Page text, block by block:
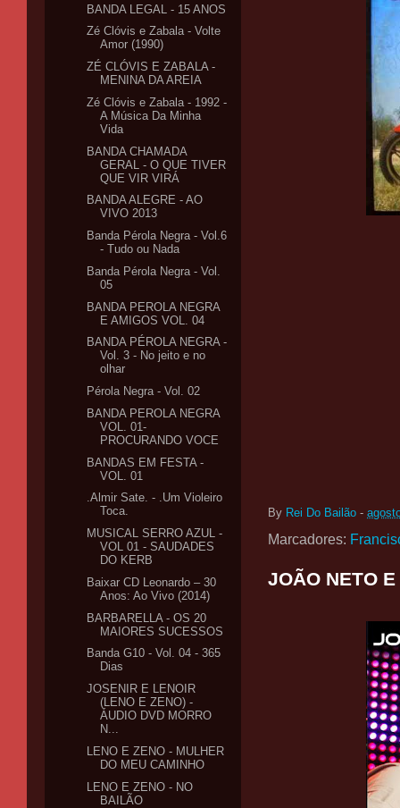
By Rei Do Bailão -
Marcadores:
JOÃO NETO
BANDA LEGAL - 15 ANOS
Zé Clóvis e Zabala - Volte
Amor (1990)
ZÉ CLÓVIS E ZABALA -
MENINA DA AREIA
Zé Clóvis e Zabala - 1992 -
A Música Da Minha
Vida
BANDA CHAMADA
GERAL - O QUE TIVER
QUE VIR VIRÁ
BANDA ALEGRE - AO
VIVO 2013
Banda Pérola Negra - Vol.6
- Tudo ou Nada
Banda Pérola Negra - Vol.
05
BANDA PEROLA NEGRA
E AMIGOS VOL. 04
BANDA PÉROLA NEGRA -
Vol. 3 - No jeito e no
olhar
Pérola Negra - Vol. 02
BANDA PEROLA NEGRA
VOL. 01-
PROCURANDO VOCE
BANDAS EM FESTA -
VOL. 01
.Almir Sate. - .Um Violeiro
Toca.
MUSICAL SERRO AZUL -
VOL 01 - SAUDADES
DO KERB
Baixar CD Leonardo – 30
Anos: Ao Vivo (2014)
BARBARELLA - OS 20
MAIORES SUCESSOS
Banda G10 - Vol. 04 - 365
Dias
JOSENIR E LENOIR
(LENO E ZENO) -
ÁUDIO DVD MORRO
N...
LENO E ZENO - MULHER
DO MEU CAMINHO
LENO E ZENO - NO
BAILÃO